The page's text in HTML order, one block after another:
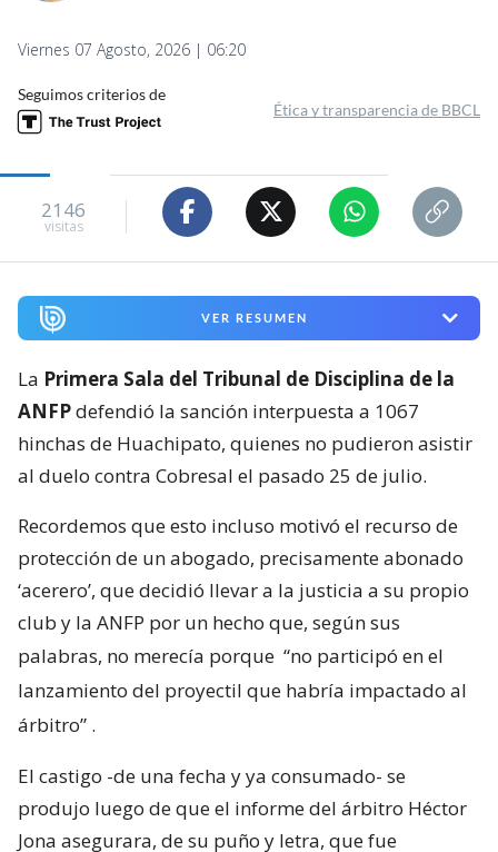
Viernes 07 Agosto, 2026 | 06:20
Seguimos criterios de
Ética y transparencia de BBCL
2146
visitas
VER RESUMEN
La Primera Sala del Tribunal de Disciplina de la
ANFPdefendió la sanción interpuesta a 1067
hinchas de Huachipato, quienes no pudieron asistir
al duelo contra Cobresal el pasado 25 de julio.
Recordemos que esto incluso motivó el recurso de
protección de un abogado, precisamente abonado
‘acerero’, que decidió llevar a la justicia a su propio
club y la ANFP por un hecho que, según sus
palabras, no merecía porque “no participó en el
lanzamiento del proyectil que habría impactado al
árbitro” .
El castigo -de una fecha y ya consumado- se
produjo luego de que el informe del árbitro Héctor
Jona asegurara, de su puño y letra, que fue